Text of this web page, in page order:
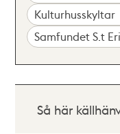
Kulturhusskyltar
Samfundet S.t
Så här